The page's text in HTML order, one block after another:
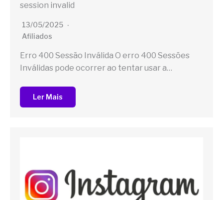
session invalid
13/05/2025
Afiliados
Erro 400 Sessão Inválida O erro 400 Sessões
Inválidas pode ocorrer ao tentar usar a…
Ler Mais